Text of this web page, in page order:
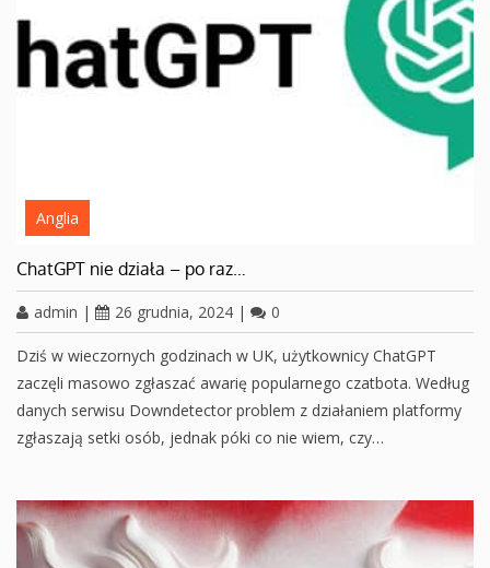
Anglia
ChatGPT nie działa – po raz…
admin | 26 grudnia, 2024 | 0
Dziś w wieczornych godzinach w UK, użytkownicy ChatGPT
zaczęli masowo zgłaszać awarię popularnego czatbota. Według
danych serwisu Downdetector problem z działaniem platformy
zgłaszają setki osób, jednak póki co nie wiem, czy…